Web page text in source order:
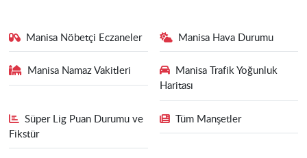
Manisa Nöbetçi Eczaneler Manisa Hava Durumu
Manisa Namaz Vakitleri
Manisa Trafik Yoğunluk
Haritası
Süper Lig Puan Durumu ve
Fikstür
Tüm Manşetler